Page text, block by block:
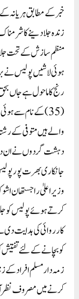
خبر کے مطابق ہریانہ کے
زندہ جلا دینے کا
منظم سازش کے تحت
ہوئی لاشیں پولیس نے
( 35) کے نام سے
والے ہیں متوفی کے
دہشت گردوں نے ان
جانکاری بھرت پور
وزیر اعلیٰ
کرتے ہوئے پولیس کو
کارروائی کی ہدایت
کو بچانے کے لئے
زمہ دار مسلم افراد کے
کرنے میں مصروف نظر